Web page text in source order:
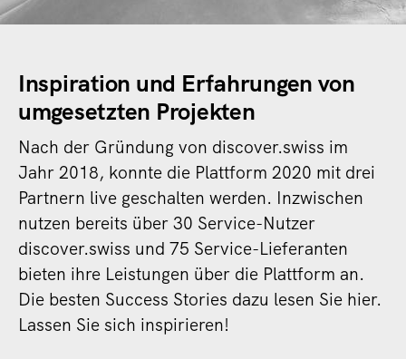
Inspiration und Erfahrungen von
umgesetzten Projekten
Nach der Gründung von discover.swiss im
Jahr 2018, konnte die Plattform 2020 mit drei
Partnern live geschalten werden. Inzwischen
nutzen bereits über 30 Service-Nutzer
discover.swiss und 75 Service-Lieferanten
bieten ihre Leistungen über die Plattform an.
Die besten Success Stories dazu lesen Sie hier.
Lassen Sie sich inspirieren!